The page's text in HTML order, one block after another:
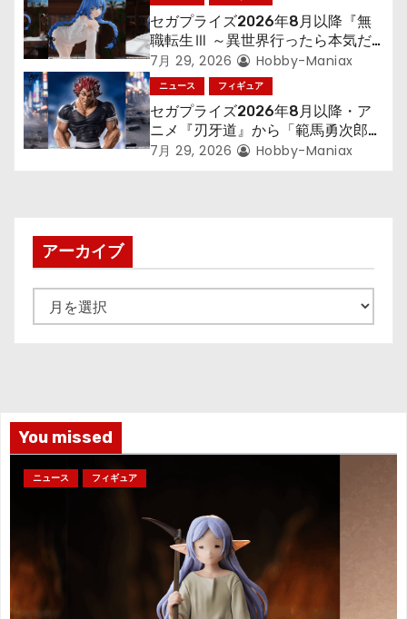
セガプライズ2026年8月以降『無
職転生Ⅲ ～異世界行ったら本気だ
す～』から「ロキシー」のフィギュ
アが登場！
7月 29, 2026 Hobby-Maniax
ニュース フィギュア
セガプライズ2026年8月以降・ア
ニメ『刃牙道』から「範馬勇次郎」
が登場ッッ!!
7月 29, 2026 Hobby-Maniax
アーカイブ
ー
You missed
ニュース フィギュア